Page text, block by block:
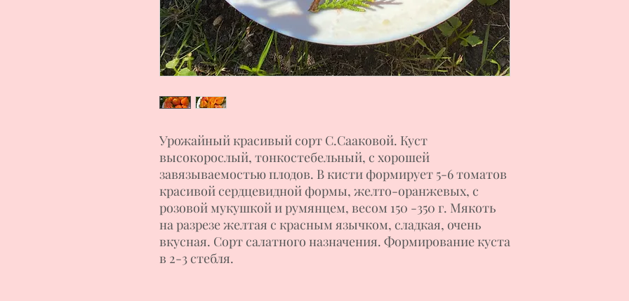
Урожайный красивый сорт С.Сааковой. Куст
высокорослый, тонкостебельный, с хорошей
завязываемостью плодов. В кисти формирует 5-6 томатов
красивой сердцевидной формы, желто-оранжевых, с
розовой мукушкой и румянцем, весом 150 -350 г. Мякоть
на разрезе желтая с красным язычком, сладкая, очень
вкусная. Сорт салатного назначения. Формирование куста
в 2-3 стебля.